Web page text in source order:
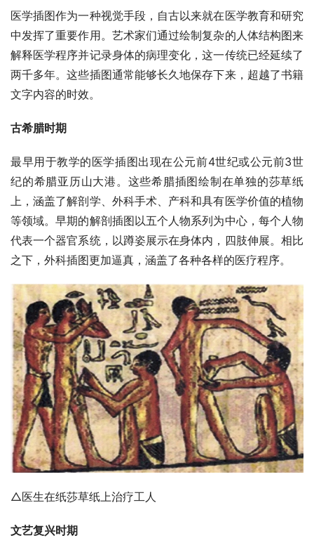
医学插图作为一种视觉手段，自古以来就在医学教育和研究
中发挥了重要作用。艺术家们通过绘制复杂的人体结构图来
解释医学程序并记录身体的病理变化，这一传统已经延续了
两千多年。这些插图通常能够长久地保存下来，超越了书籍
文字内容的时效。
古希腊时期
最早用于教学的医学插图出现在公元前4世纪或公元前3世
纪的希腊亚历山大港。这些希腊插图绘制在单独的莎草纸
上，涵盖了解剖学、外科手术、产科和具有医学价值的植物
等领域。早期的解剖插图以五个人物系列为中心，每个人物
代表一个器官系统，以蹲姿展示在身体内，四肢伸展。相比
之下，外科插图更加逼真，涵盖了各种各样的医疗程序。
△医生在纸莎草纸上治疗工人
文艺复兴时期